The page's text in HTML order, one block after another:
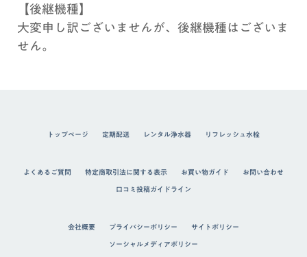
【後継機種】
大変申し訳ございませんが、後継機種はございま
せん。
トップページ 定期配送 レンタル浄水器 リフレッシュ水栓
よくあるご質問 特定商取引法に関する表示 お買い物ガイド
お問い合わせ
口コミ投稿ガイドライン
会社概要 プライバシーポリシー
サイトポリシー
ソーシャルメディアポリシー